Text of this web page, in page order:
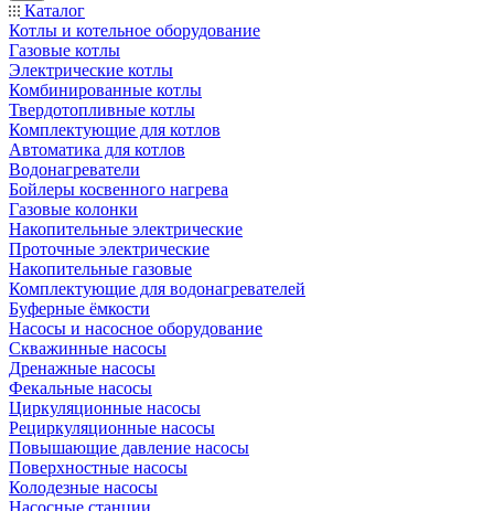
Каталог
Котлы и котельное оборудование
Газовые котлы
Электрические котлы
Комбинированные котлы
Твердотопливные котлы
Комплектующие для котлов
Автоматика для котлов
Водонагреватели
Бойлеры косвенного нагрева
Газовые колонки
Накопительные электрические
Проточные электрические
Накопительные газовые
Комплектующие для водонагревателей
Буферные ёмкости
Насосы и насосное оборудование
Скважинные насосы
Дренажные насосы
Фекальные насосы
Циркуляционные насосы
Рециркуляционные насосы
Повышающие давление насосы
Поверхностные насосы
Колодезные насосы
Насосные станции